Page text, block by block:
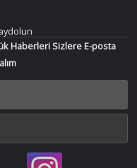
Haberleri Sizlere E-posta
Bir